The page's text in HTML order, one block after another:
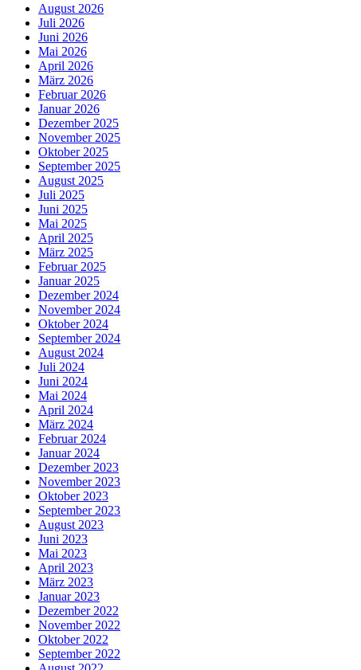
August 2026
Juli 2026
Juni 2026
Mai 2026
April 2026
März 2026
Februar 2026
Januar 2026
Dezember 2025
November 2025
Oktober 2025
September 2025
August 2025
Juli 2025
Juni 2025
Mai 2025
April 2025
März 2025
Februar 2025
Januar 2025
Dezember 2024
November 2024
Oktober 2024
September 2024
August 2024
Juli 2024
Juni 2024
Mai 2024
April 2024
März 2024
Februar 2024
Januar 2024
Dezember 2023
November 2023
Oktober 2023
September 2023
August 2023
Juni 2023
Mai 2023
April 2023
März 2023
Januar 2023
Dezember 2022
November 2022
Oktober 2022
September 2022